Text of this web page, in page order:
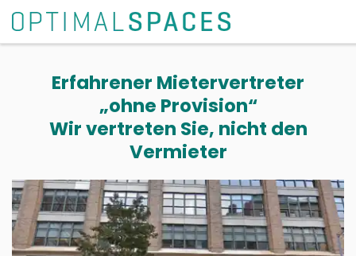
Erfahrener Mietervertreter
„ohne Provision“
Wir vertreten Sie, nicht den
Vermieter